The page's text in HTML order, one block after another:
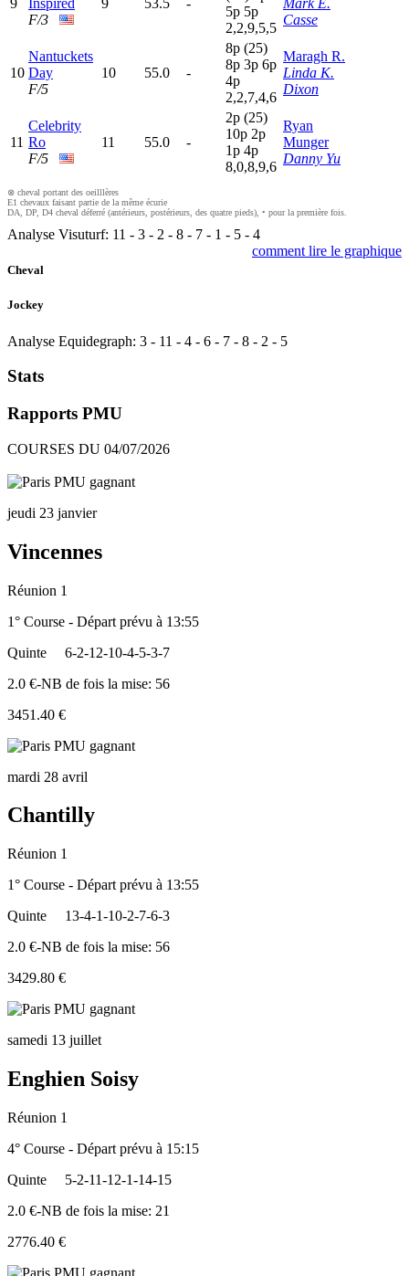
9
Inspired
F/3
9 53.5 -
5p 5p
2,2,9,5,5
Mark E.
Casse
10
Nantuckets
Day
F/5
10 55.0 -
8p (25)
8p 3p 6p
4p
2,2,7,4,6
Maragh R.
Linda K.
Dixon
11
Celebrity
Ro
F/5
11 55.0 -
2p (25)
10p 2p
1p 4p
8,0,8,9,6
Ryan
Munger
Danny Yu
⊗ cheval portant des oeilllères
E1 chevaux faisant partie de la même écurie
DA, DP, D4 cheval déferré (antérieurs, postérieurs, des quatre pieds), • pour la première fois.
Analyse Visuturf: 11 - 3 - 2 - 8 - 7 - 1 - 5 - 4
comment lire le graphique
Cheval
Jockey
Analyse Equidegraph: 3 - 11 - 4 - 6 - 7 - 8 - 2 - 5
Stats
Rapports PMU
COURSES DU 04/07/2026
jeudi 23 janvier
Vincennes
Réunion 1
1° Course - Départ prévu à 13:55
Quinte
6-2-12-10-4-5-3-7
2.0 €-NB de fois la mise: 56
3451.40 €
mardi 28 avril
Chantilly
Réunion 1
1° Course - Départ prévu à 13:55
Quinte
13-4-1-10-2-7-6-3
2.0 €-NB de fois la mise: 56
3429.80 €
samedi 13 juillet
Enghien Soisy
Réunion 1
4° Course - Départ prévu à 15:15
Quinte
5-2-11-12-1-14-15
2.0 €-NB de fois la mise: 21
2776.40 €